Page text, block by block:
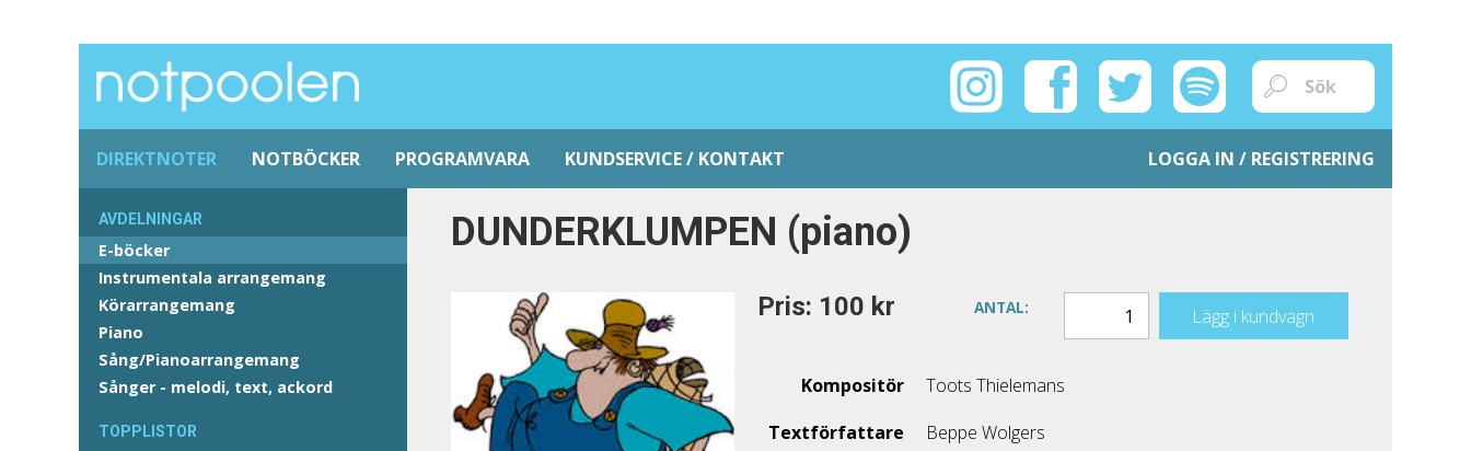
DIREKTNOTER NOTBÖCKER PROGRAMVARA KUNDSERVICE / KONTAKT LOGGA IN / REGISTRERING
AVDELNINGAR
E-böcker
Instrumentala arrangemang
Körarrangemang
Piano
Sång/Pianoarrangemang
Sånger - melodi, text, ackord
TOPPLISTOR
DUNDERKLUMPEN (piano)
Pris: 100 kr ANTAL: Lägg i kundvagn
Kompositör
Toots Thielemans
Textförfattare
Beppe Wolgers